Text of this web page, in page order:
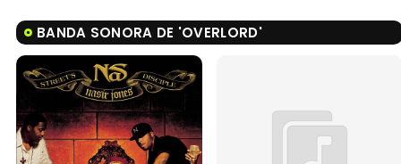
BANDA SONORA DE 'OVERLORD'